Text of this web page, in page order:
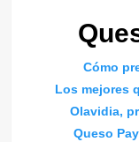
Cómo
Los mejores
Olavidia,
Queso